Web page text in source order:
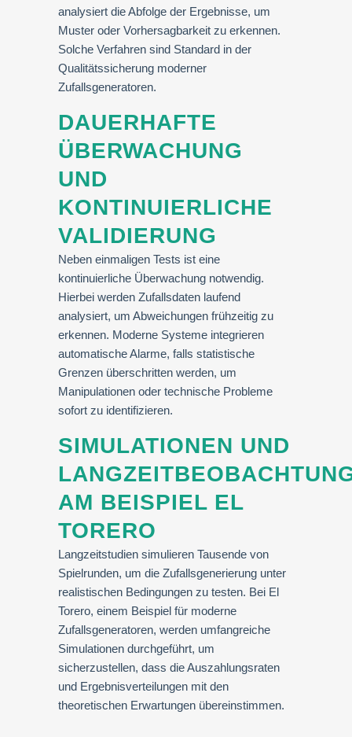
analysiert die Abfolge der Ergebnisse, um
Muster oder Vorhersagbarkeit zu erkennen.
Solche Verfahren sind Standard in der
Qualitätssicherung moderner
Zufallsgeneratoren.
DAUERHAFTE
ÜBERWACHUNG
UND
KONTINUIERLICHE
VALIDIERUNG
Neben einmaligen Tests ist eine
kontinuierliche Überwachung notwendig.
Hierbei werden Zufallsdaten laufend
analysiert, um Abweichungen frühzeitig zu
erkennen. Moderne Systeme integrieren
automatische Alarme, falls statistische
Grenzen überschritten werden, um
Manipulationen oder technische Probleme
sofort zu identifizieren.
SIMULATIONEN UND
AM BEISPIEL EL
TORERO
Langzeitstudien simulieren Tausende von
Spielrunden, um die Zufallsgenerierung unter
realistischen Bedingungen zu testen. Bei El
Torero, einem Beispiel für moderne
Zufallsgeneratoren, werden umfangreiche
Simulationen durchgeführt, um
sicherzustellen, dass die Auszahlungsraten
und Ergebnisverteilungen mit den
theoretischen Erwartungen übereinstimmen.